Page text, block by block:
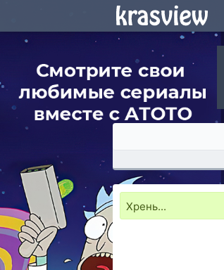
Хрень...